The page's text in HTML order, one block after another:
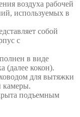
воздуха рабочей
используемых в
собой
с
в виде
(далее кокон).
для вытяжки
камеры.
подъемным